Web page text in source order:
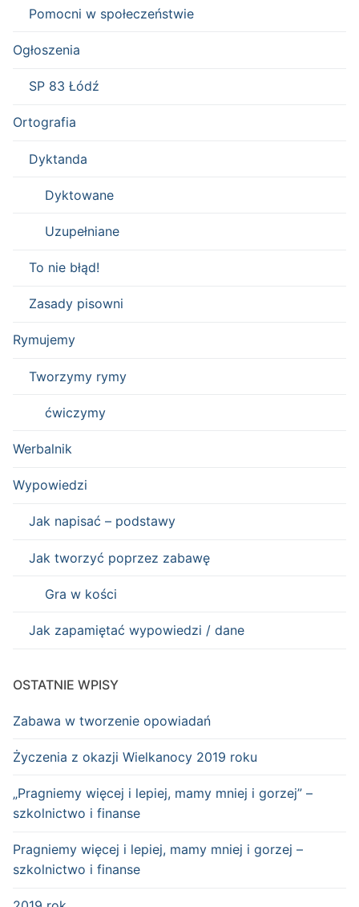
Pomocni w społeczeństwie
Ogłoszenia
SP 83 Łódź
Ortografia
Dyktanda
Dyktowane
Uzupełniane
To nie błąd!
Zasady pisowni
Rymujemy
Tworzymy rymy
ćwiczymy
Werbalnik
Wypowiedzi
Jak napisać – podstawy
Jak tworzyć poprzez zabawę
Gra w kości
Jak zapamiętać wypowiedzi / dane
OSTATNIE WPISY
Zabawa w tworzenie opowiadań
Życzenia z okazji Wielkanocy 2019 roku
„Pragniemy więcej i lepiej, mamy mniej i gorzej” –
szkolnictwo i finanse
Pragniemy więcej i lepiej, mamy mniej i gorzej –
szkolnictwo i finanse